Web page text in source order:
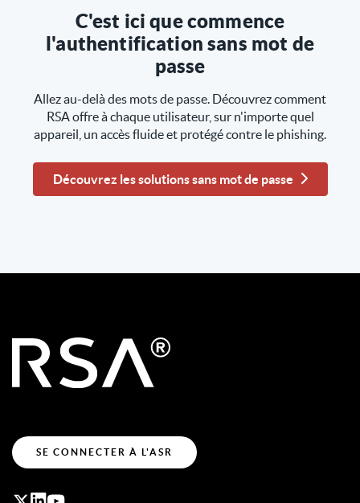
C'est ici que commence
l'authentification sans mot de
passe
Allez au-delà des mots de passe. Découvrez comment
RSA offre à chaque utilisateur, sur n'importe quel
appareil, un accès fluide et protégé contre le phishing.
Découvrez les solutions sans mot de passe
SE CONNECTER À L'ASR